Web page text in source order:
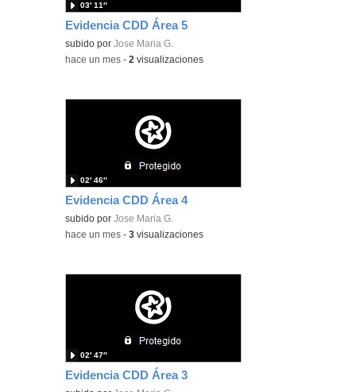
Evidencia CDD Área 5
subido porJose Maria G.
03′ 11″
-hace un mes -2 visualizaciones
Evidencia CDD Área 4
subido porJose Maria G.
02′ 46″
-hace un mes -3 visualizaciones
Evidencia CDD Área 3
02′ 47″